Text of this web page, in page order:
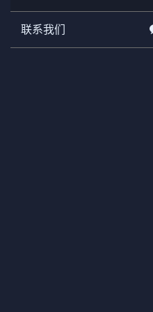
联系我们